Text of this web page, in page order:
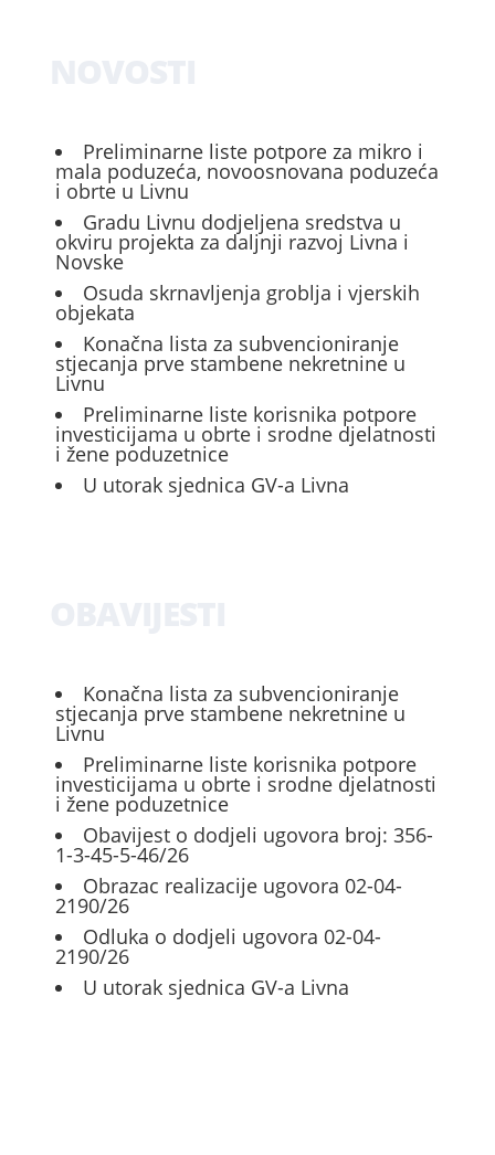
Preliminarne liste potpore za mikro i
mala poduzeća, novoosnovana poduzeća
i obrte u Livnu
Gradu Livnu dodjeljena sredstva u
okviru projekta za daljnji razvoj Livna i
Novske
Osuda skrnavljenja groblja i vjerskih
objekata
Konačna lista za subvencioniranje
stjecanja prve stambene nekretnine u
Livnu
Preliminarne liste korisnika potpore
investicijama u obrte i srodne djelatnosti
i žene poduzetnice
U utorak sjednica GV-a Livna
Konačna lista za subvencioniranje
stjecanja prve stambene nekretnine u
Livnu
Preliminarne liste korisnika potpore
investicijama u obrte i srodne djelatnosti
i žene poduzetnice
Obavijest o dodjeli ugovora broj: 356-
1-3-45-5-46/26
Obrazac realizacije ugovora 02-04-
2190/26
Odluka o dodjeli ugovora 02-04-
2190/26
U utorak sjednica GV-a Livna